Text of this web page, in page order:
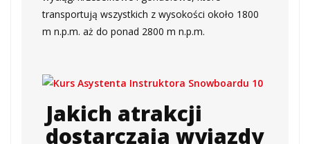
transportują wszystkich z wysokości około 1800
m n.p.m. aż do ponad 2800 m n.p.m.
Jakich atrakcji
dostarczają wyjazdy